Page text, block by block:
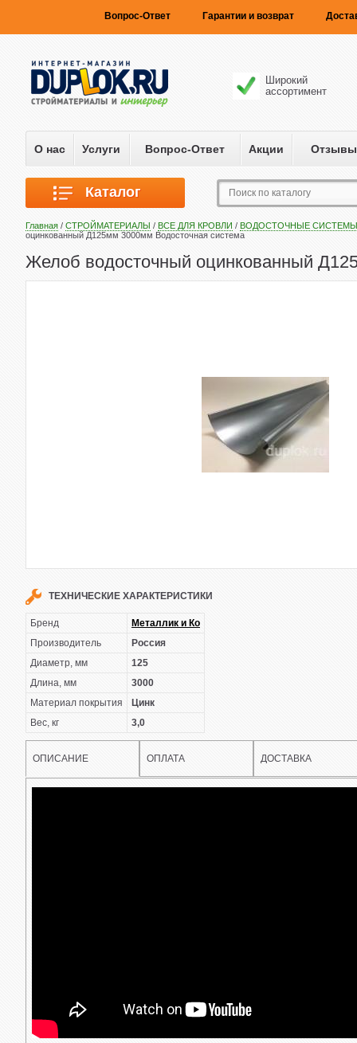
Вопрос-Ответ Гарантии и возврат
Широкий
ассортимент
О нас Услуги Вопрос-Ответ Акции Отзывы
Главная / СТРОЙМАТЕРИАЛЫ / ВСЕ ДЛЯ КРОВЛИ / ВОДОСТОЧНЫЕ СИСТЕМЫ
оцинкованный Д125мм 3000мм Водосточная система
Желоб водосточный оцинкованный
ТЕХНИЧЕСКИЕ ХАРАКТЕРИСТИКИ
Бренд
Металлик и Ко
Производитель
Россия
Диаметр, мм
125
Длина, мм
3000
Материал покрытия
Цинк
Вес, кг
3,0
ОПИСАНИЕ ОПЛАТА ДОСТАВКА
Каталог